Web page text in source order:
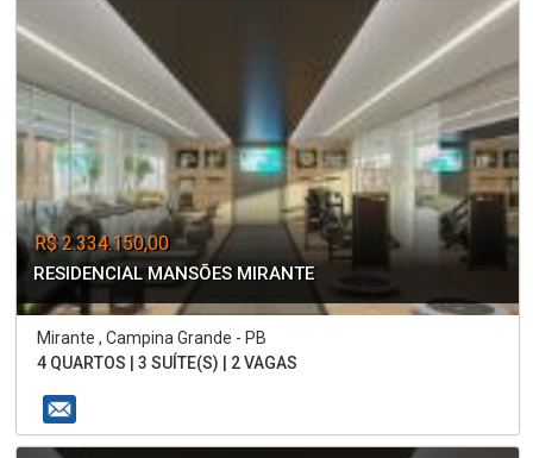
R$ 2.334.150,00
RESIDENCIAL MANSÕES MIRANTE
Mirante , Campina Grande - PB
4 QUARTOS | 3 SUÍTE(S) | 2 VAGAS